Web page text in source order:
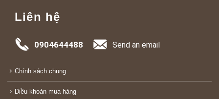
Liên hệ
0904644488 Send an email
Chính sách chung
Điều khoản mua hàng